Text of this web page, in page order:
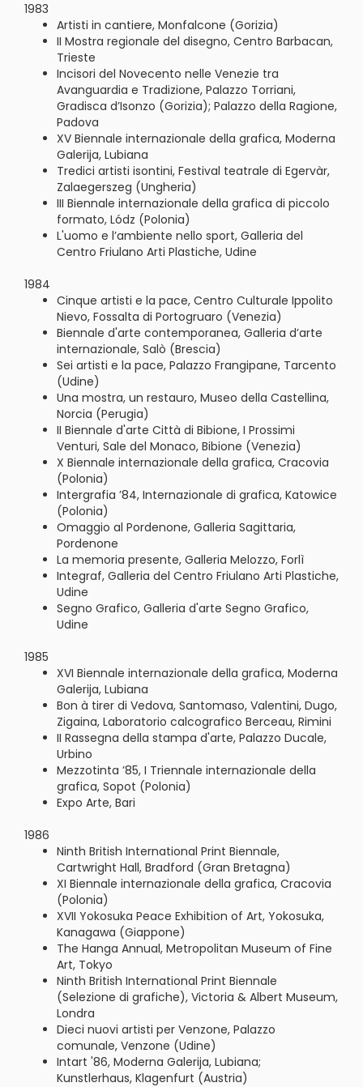
1983
Artisti in cantiere, Monfalcone (Gorizia)
II Mostra regionale del disegno, Centro Barbacan,
Trieste
Incisori del Novecento nelle Venezie tra
Avanguardia e Tradizione, Palazzo Torriani,
Gradisca d’Isonzo (Gorizia); Palazzo della Ragione,
Padova
XV Biennale internazionale della grafica, Moderna
Galerija, Lubiana
Tredici artisti isontini, Festival teatrale di Egervàr,
Zalaegerszeg (Ungheria)
III Biennale internazionale della grafica di piccolo
formato, Lódz (Polonia)
L'uomo e l’ambiente nello sport, Galleria del
Centro Friulano Arti Plastiche, Udine
1984
Cinque artisti e la pace, Centro Culturale Ippolito
Nievo, Fossalta di Portogruaro (Venezia)
Biennale d'arte contemporanea, Galleria d’arte
internazionale, Salò (Brescia)
Sei artisti e la pace, Palazzo Frangipane, Tarcento
(Udine)
Una mostra, un restauro, Museo della Castellina,
Norcia (Perugia)
II Biennale d'arte Città di Bibione, I Prossimi
Venturi, Sale del Monaco, Bibione (Venezia)
X Biennale internazionale della grafica, Cracovia
(Polonia)
Intergrafia ’84, Internazionale di grafica, Katowice
(Polonia)
Omaggio al Pordenone, Galleria Sagittaria,
Pordenone
La memoria presente, Galleria Melozzo, Forlì
Integraf, Galleria del Centro Friulano Arti Plastiche,
Udine
Segno Grafico, Galleria d'arte Segno Grafico,
Udine
1985
XVI Biennale internazionale della grafica, Moderna
Galerija, Lubiana
Bon à tirer di Vedova, Santomaso, Valentini, Dugo,
Zigaina, Laboratorio calcografico Berceau, Rimini
II Rassegna della stampa d'arte, Palazzo Ducale,
Urbino
Mezzotinta ’85, I Triennale internazionale della
grafica, Sopot (Polonia)
Expo Arte, Bari
1986
Ninth British International Print Biennale,
Cartwright Hall, Bradford (Gran Bretagna)
XI Biennale internazionale della grafica, Cracovia
(Polonia)
XVII Yokosuka Peace Exhibition of Art, Yokosuka,
Kanagawa (Giappone)
The Hanga Annual, Metropolitan Museum of Fine
Art, Tokyo
Ninth British International Print Biennale
(Selezione di grafiche), Victoria & Albert Museum,
Londra
Dieci nuovi artisti per Venzone, Palazzo
comunale, Venzone (Udine)
Intart '86, Moderna Galerija, Lubiana;
Kunstlerhaus, Klagenfurt (Austria)